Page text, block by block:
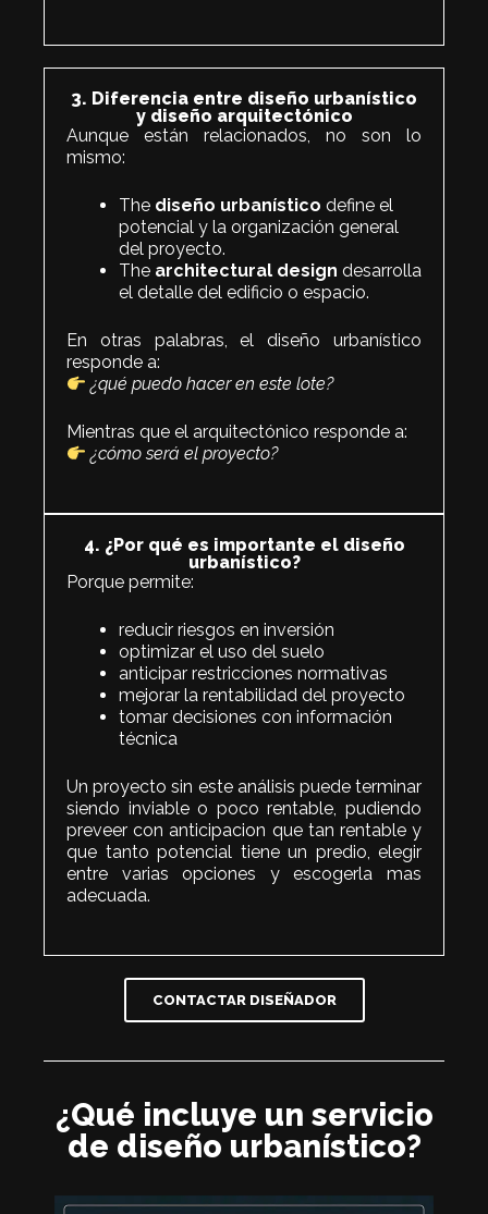
3. Diferencia entre diseño urbanístico
y diseño arquitectónico
Aunque están relacionados, no son lo
mismo:
The diseño urbanístico define el
potencial y la organización general
del proyecto.
The architectural design desarrolla
el detalle del edificio o espacio.
En otras palabras, el diseño urbanístico
responde a:
¿qué puedo hacer en este lote?
Mientras que el arquitectónico responde a:
¿cómo será el proyecto?
4. ¿Por qué es importante el diseño
urbanístico?
Porque permite:
reducir riesgos en inversión
optimizar el uso del suelo
anticipar restricciones normativas
mejorar la rentabilidad del proyecto
tomar decisiones con información
técnica
Un proyecto sin este análisis puede terminar
siendo inviable o poco rentable, pudiendo
preveer con anticipacion que tan rentable y
que tanto potencial tiene un predio, elegir
entre varias opciones y escogerla mas
adecuada.
CONTACTAR DISEÑADOR
¿Qué incluye un servicio
de diseño urbanístico?